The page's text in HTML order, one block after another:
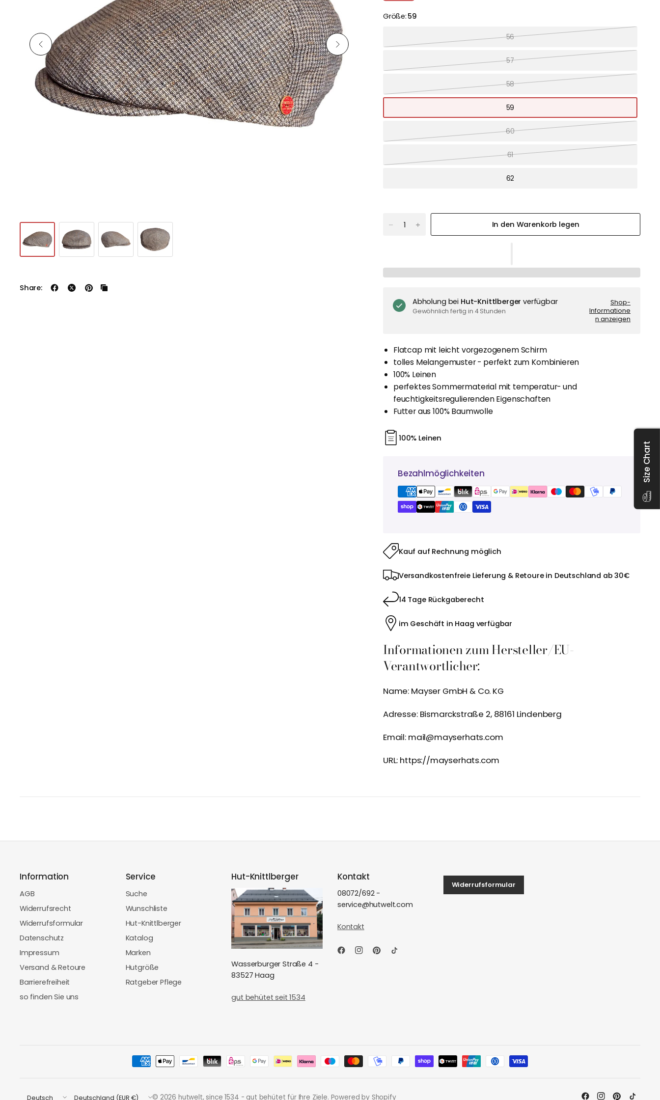
Größe: 59
56
57
58
59
60
61
62
In den Warenkorb legen
Abholung bei Hut-Knittlberger verfügbar
Gewöhnlich fertig in 4 Stunden
Shop-
Informatione
n anzeigen
Flatcap mit leicht vorgezogenem Schirm
tolles Melangemuster - perfekt zum Kombinieren
100% Leinen
perfektes Sommermaterial mit temperatur- und
feuchtigkeitsregulierenden Eigenschaften
Futter aus 100% Baumwolle
100% Leinen
Bezahlmöglichkeiten
Kauf auf Rechnung möglich
Versandkostenfreie Lieferung & Retoure in Deutschland ab 30€
14 Tage Rückgaberecht
im Geschäft in Haag verfügbar
Informationen zum Hersteller/EU-
Verantwortlicher:
Name: Mayser GmbH & Co. KG
Adresse: Bismarckstraße 2, 88161 Lindenberg
Email: mail@mayserhats.com
URL: https://mayserhats.com
Share:
Information
AGB
Widerrufsrecht
Widerrufsformular
Datenschutz
Impressum
Versand & Retoure
Barrierefreiheit
so finden Sie uns
Service
Suche
Wunschliste
Hut-Knittlberger
Katalog
Marken
Hutgröße
Ratgeber Pflege
Hut-Knittlberger
Wasserburger Straße 4 -
83527 Haag
gut behütet seit 1534
Kontakt
08072/692 -
service@hutwelt.com
Kontakt
Widerrufsformular
Land/Region Land/Region © 2026 hutwelt, since 1534 - gut behütet für Ihre Ziele. Powered by Shopify
Size Chart